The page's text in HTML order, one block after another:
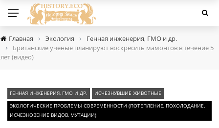
Главная › Экология › Генная инженерия, ГМО и др.
›
Британские ученые планируют воскресить мамонтов в течение 5
лет (видео)
ГЕННАЯ ИНЖЕНЕРИЯ, ГМО И ДР.
ИСЧЕЗНУВШИЕ ЖИВОТНЫЕ
ЭКОЛОГИЧЕСКИЕ ПРОБЛЕМЫ СОВРЕМЕННОСТИ (ПОТЕПЛЕНИЕ, ПОХОЛОДАНИЕ,
ИСЧЕЗНОВЕНИЕ ВИДОВ, МУТАЦИИ)